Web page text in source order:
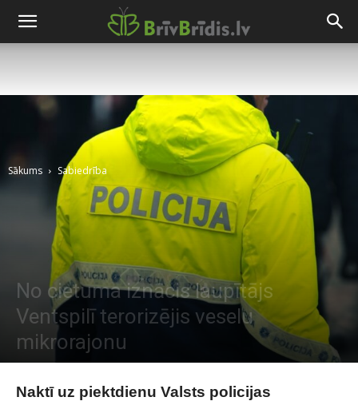
Sākums Sabiedrība
No cietuma iznācis laupītājs
Ventspilī terorizējis veselu
mikrorajonu
Raksta autors Brivbridis.lv - 23/02/2024
Naktī uz piektdienu Valsts policijas